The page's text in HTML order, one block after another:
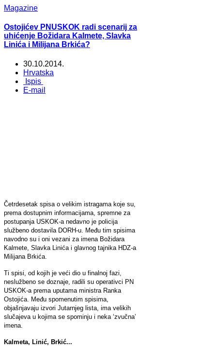
Magazine
Ostojićev PNUSKOK radi scenarij za
uhićenje Božidara Kalmete, Slavka
Linića i Milijana Brkića?
30.10.2014.
Hrvatska
Ispis
E-mail
Četrdesetak spisa o velikim istragama koje su,
prema dostupnim informacijama, spremne za
postupanja USKOK-a nedavno je policija
službeno dostavila DORH-u. Među tim spisima
navodno su i oni vezani za imena Božidara
Kalmete, Slavka Linića i glavnog tajnika HDZ-a
Milijana Brkića.
Ti spisi, od kojih je veći dio u finalnoj fazi,
neslužbeno se doznaje, radili su operativci PN
USKOK-a prema uputama ministra Ranka
Ostojića. Među spomenutim spisima,
objašnjavaju izvori Jutarnjeg lista, ima velikih
slučajeva u kojima se spominju i neka ‘zvučna’
imena.
Kalmeta, Linić, Brkić...